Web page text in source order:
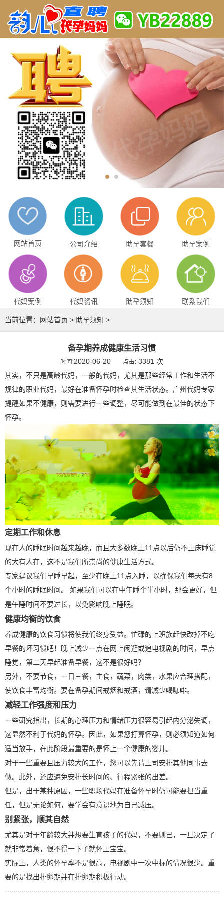
网站首页 公司介绍 助孕套餐 助孕案例
代妈案例 代妈资讯 助孕须知 联系我们
当前位置： 网站首页 > 助孕须知 >
备孕期养成健康生活习惯
时间:2020-06-20 点击: 3381 次
其实，不只是高龄代妈，一般的代妈，尤其是那些经常工作和生活不
规律的职业代妈，最好在准备怀孕时检查其生活状态。广州代妈专家
提醒如果不健康，则需要进行一些调整，尽可能做到在最佳的状态下
怀孕。
定期工作和休息
现在人的睡眠时间越来越晚，而且大多数晚上11点以后仍不上床睡觉
的大有人在，这不是我们所崇尚的健康生活方式。
专家建议我们早睡早起，至少在晚上11点入睡，以确保我们每天有8
个小时的睡眠时间。 如果我们可以在中午睡个半小时，那会更好，但
是午睡时间不要过长，以免影响晚上睡眠。
健康均衡的饮食
养成健康的饮食习惯将使我们终身受益。忙碌的上班族赶快改掉不吃
早餐的坏习惯吧！晚上减少一点在网上闲逛或追电视剧的时间，早点
睡觉，第二天早起准备早餐，这不是很好吗？
另外，不要节食，一日三餐，主食，蔬菜，肉类，水果应合理搭配，
使饮食丰富均衡。要在备孕期间戒烟和戒酒，请减少喝咖啡。
减轻工作强度和压力
一些研究指出，长期的心理压力和情绪压力很容易引起内分泌失调，
这显然不利于代妈的怀孕。因此，如果您打算怀孕，则必须知道如何
适当放手，在此阶段最重要的是怀上一个健康的婴儿。
对于一些重要且压力较大的工作，您可以先请上司安排其他同事去
做。此外，还应避免安排长时间的、行程紧张的出差。
但是，出于某种原因，一些职场代妈在准备怀孕时仍可能要担当重
任，但是无论如何，要学会有意识地为自己减压。
别紧张，顺其自然
尤其是对于年龄较大并想要生育孩子的代妈，不要则已，一旦决定了
就非常着急，恨不得一下子就怀上宝宝。
实际上，人类的怀孕率不是很高，电视剧中一次中标的情况很少。重
要的是找出排卵期并在排卵期积极行动。